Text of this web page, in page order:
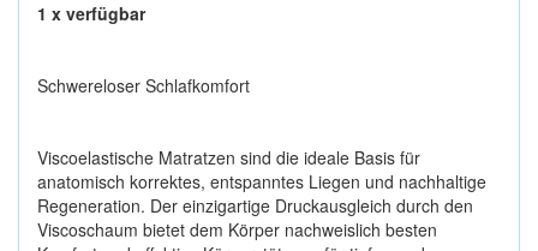
1 x verfügbar
Schwereloser Schlafkomfort
Viscoelastische Matratzen sind die ideale Basis für
anatomisch korrektes, entspanntes Liegen und nachhaltige
Regeneration. Der einzigartige Druckausgleich durch den
Viscoschaum bietet dem Körper nachweislich besten